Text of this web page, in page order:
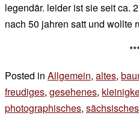
legendär. leider ist sie seit ca.
nach 50 jahren satt und wollte
Posted in Allgemein, altes,
freudiges, gesehenes,
photographisches, sächsisches